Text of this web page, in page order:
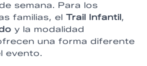
semana. Para los
familias, el Trail Infantil ,
y la modalidad
una forma diferente
evento.